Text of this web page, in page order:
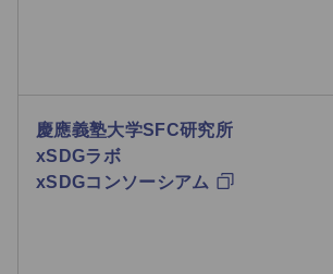
慶應義塾大学SFC研究所
xSDGラボ
xSDGコンソーシアム